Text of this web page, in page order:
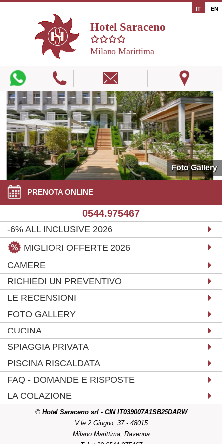
IT EN
Hotel Saraceno
Milano Marittima
Foto Gallery
PRENOTA ONLINE
0544.975467
-6% ALL INCLUSIVE 2026
MIGLIORI OFFERTE 2026
CAMERE
RICHIEDI UN PREVENTIVO
LE RECENSIONI
FOTO GALLERY
CUCINA
SPIAGGIA PRIVATA
PISCINA RISCALDATA
FAQ - DOMANDE E RISPOSTE
LA COLAZIONE
©Hotel Saraceno srl - CIN IT039007A1SB25DARW
V.le 2 Giugno, 37 - 48015
Milano Marittima, Ravenna